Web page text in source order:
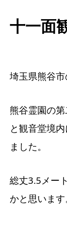
十一面
埼玉県熊谷市
熊谷霊園の
と観音堂境
ました。
総丈3.5メー
かと思います